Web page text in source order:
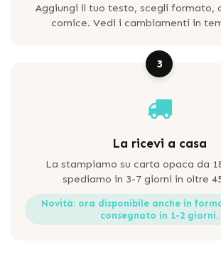
Aggiungi il tuo testo, scegli formato,
cornice. Vedi i cambiamenti in
3
La ricevi a casa
La stampiamo su carta opaca da
spediamo in 3-7 giorni in oltre
Novità: ora disponibile anche in
consegnato in 1-2 giorni.